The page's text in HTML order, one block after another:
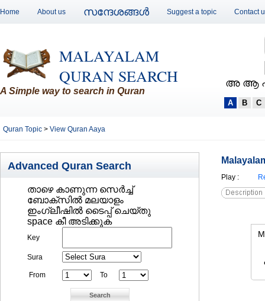
Home About us സന്ദേശങ്ങള്‍ Suggest a topic Contact
MALAYALAM
QURAN SEARCH
A Simple way to search in Quran
അ ആ
A B C
Quran Topic > View Quran Aaya
Advanced Quran Search
താഴെ കാണുന്ന സെര്‍ച്ച്‌
ബോക്സില്‍ മലയാളം
ഇംഗ്ലീഷില്‍ ടൈപ്പ് ചെയ്തു
space കീ അടിക്കുക
Key
Sura
From To
Play :